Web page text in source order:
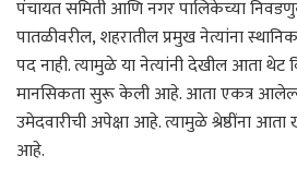
पंचायत समिती आणि नगर पालिकेच्या
पातळीवरील, शहरातील प्रमुख नेत्यांना
पद नाही. त्यामुळे या नेत्यांनी देखील आता थेट
मानसिकता सुरू केली आहे. आता एकत्र आलेल्या
उमेदवारीची अपेक्षा आहे. त्यामुळे श्रेष्ठींना
आहे.